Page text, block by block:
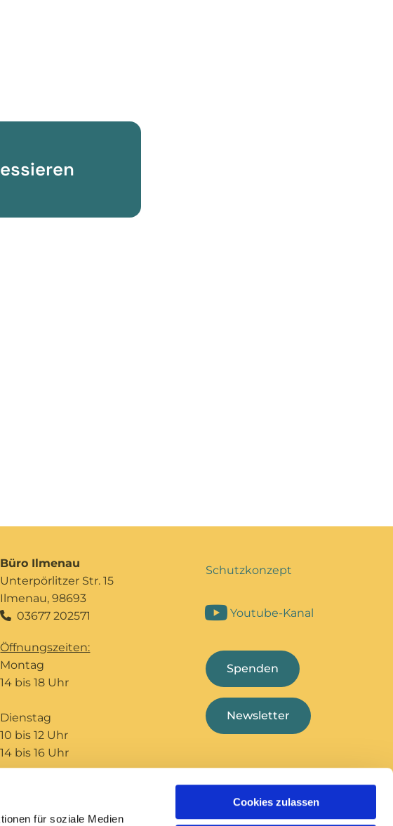
für soziale Medien
Cookies zulassen
Büro Ilmenau
Unterpörlitzer Str. 15
Ilmenau, 98693
 03677 202571
Öffnungszeiten:
Montag
14 bis 18 Uhr
Dienstag
10 bis 12 Uhr
14 bis 16 Uhr
Schutzkonzept
Youtube-Kanal
Spenden
Newsletter
Ursula Bildungshaus Marcel